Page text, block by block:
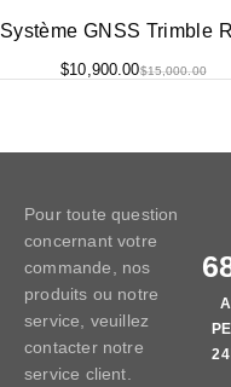
Système GNSS Trimble
$15,000.00
$10,900.00
Pour toute question
concernant votre
commande, nos
produits ou notre
service, veuillez
contacter notre
service client.